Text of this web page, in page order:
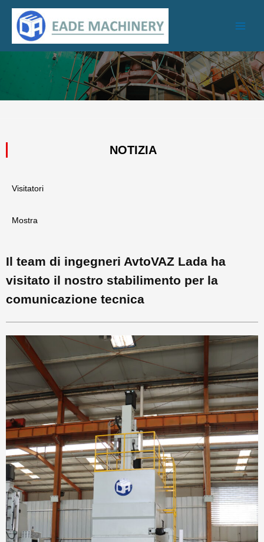
contenuto
di
NOTIZIA
Visitatori
Mostra
Il team di ingegneri AvtoVAZ Lada ha
visitato il nostro stabilimento per la
comunicazione tecnica